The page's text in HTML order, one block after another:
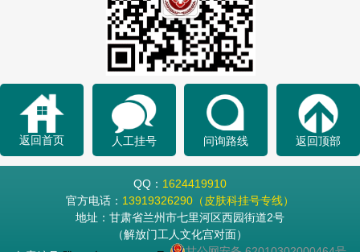
返回首页 人工挂号 问询路线 返回顶部
QQ： 1624419910
官方电话： 13919326290（皮肤科挂号专线）
地址：甘肃省兰州市七里河区西园街道2号
（解放门工人文化宫对面）